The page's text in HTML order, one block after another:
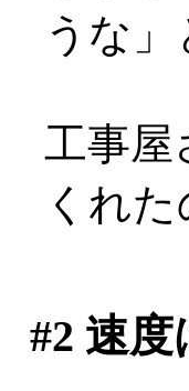
うな
工事屋
くれ
#2 速度